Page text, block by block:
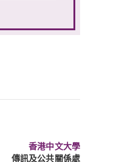
香港中文大學
傳訊及公共關係處